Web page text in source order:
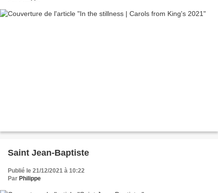
Saint Jean-Baptiste
Publié le 21/12/2021 à 10:22
Par Philippe